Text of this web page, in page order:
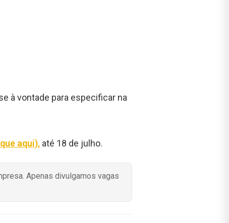
à vontade para especificar na
aqui), até 18 de julho.
Apenas divulgamos vagas